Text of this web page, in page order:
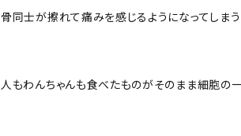
骨同士が擦れて痛みを感じるようになってしまう
人もわんちゃんも食べたものがそのまま細胞の